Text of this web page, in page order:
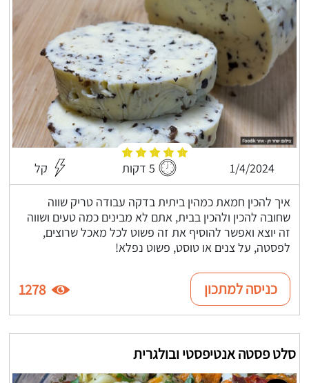
1/4/2024 5 דקות קל
איך להכין חמאת כמהין ביתית בדקה עבודה טריק שווה
שחובה להכין ולהכין בבית, אתם לא מבינים כמה טעים ושווה
זה יוצא ואפשר להוסיף את זה פשוט לכל מאכל שרוצים,
לפסטה, על צנים או טוסט, פשוט נפלא!
כניסה למתכון 1278
סלט פסטה אנטיפסטי ובולגרית